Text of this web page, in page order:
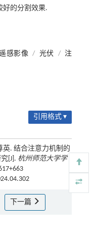
好的分割效果.
感影像 / 光伏 / 注
引用格式 ▾
英. 结合注意力机制的
[J]. 杭州师范大学学
下一篇